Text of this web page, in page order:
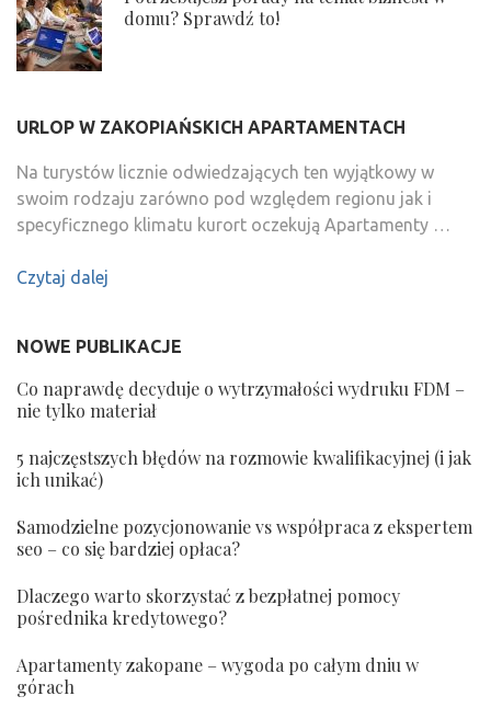
domu? Sprawdź to!
URLOP W ZAKOPIAŃSKICH APARTAMENTACH
Na turystów licznie odwiedzających ten wyjątkowy w
swoim rodzaju zarówno pod względem regionu jak i
specyficznego klimatu kurort oczekują Apartamenty …
Czytaj dalej
NOWE PUBLIKACJE
Co naprawdę decyduje o wytrzymałości wydruku FDM –
nie tylko materiał
5 najczęstszych błędów na rozmowie kwalifikacyjnej (i jak
ich unikać)
Samodzielne pozycjonowanie vs współpraca z ekspertem
seo – co się bardziej opłaca?
Dlaczego warto skorzystać z bezpłatnej pomocy
pośrednika kredytowego?
Apartamenty zakopane – wygoda po całym dniu w
górach